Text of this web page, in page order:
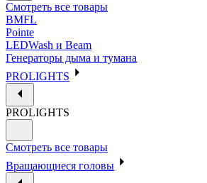
Смотреть все товары
BMFL
Pointe
LEDWash и Beam
Генераторы дыма и тумана
PROLIGHTS
PROLIGHTS
Смотреть все товары
Вращающиеся головы